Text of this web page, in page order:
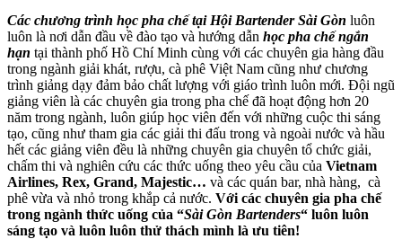
Các chương trình học pha chế tại Hội Bartender Sài Gòn luôn
luôn là nơi dẫn đầu về đào tạo và hướng dẫn học pha chế ngắn
hạn tại thành phố Hồ Chí Minh cùng với các chuyên gia hàng đầu
trong ngành giải khát, rượu, cà phê Việt Nam cũng như chương
trình giảng dạy đảm bảo chất lượng với giáo trình luôn mới. Đội ngũ
giảng viên là các chuyên gia trong pha chế đã hoạt động hơn 20
năm trong ngành, luôn giúp học viên đến với những cuộc thi sáng
tạo, cũng như tham gia các giải thi đấu trong và ngoài nước và hầu
hết các giảng viên đều là những chuyên gia chuyên tổ chức giải,
chấm thi và nghiên cứu các thức uống theo yêu cầu của Vietnam
Airlines, Rex, Grand, Majestic… và các quán bar, nhà hàng, cà
phê vừa và nhỏ trong khắp cả nước. Với các chuyên gia pha chế
trong ngành thức uống của “Sài Gòn Bartenders“ luôn luôn
sáng tạo và luôn luôn thử thách mình là ưu tiên!